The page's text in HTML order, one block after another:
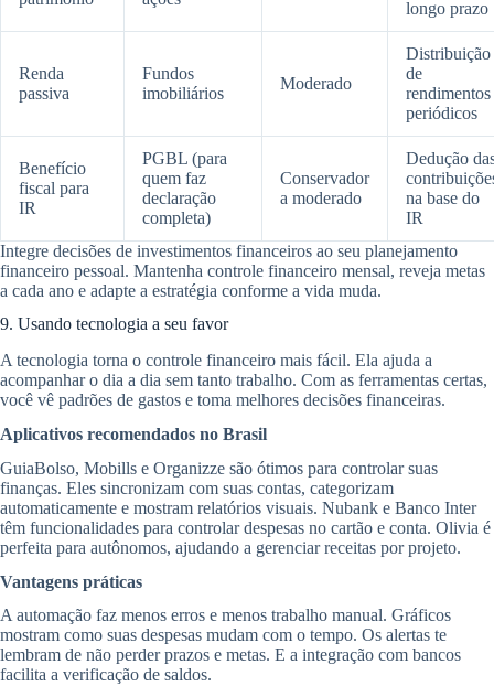
longo prazo
Renda
passiva
Fundos
imobiliários
Moderado
Distribuição
de
rendimentos
periódicos
Benefício
fiscal para
IR
PGBL (para
quem faz
declaração
completa)
Conservador
a moderado
Dedução
na base do
IR
Integre decisões de investimentos financeiros ao seu planejamento
financeiro pessoal. Mantenha controle financeiro mensal, reveja metas
a cada ano e adapte a estratégia conforme a vida muda.
9. Usando tecnologia a seu favor
A tecnologia torna o controle financeiro mais fácil. Ela ajuda a
acompanhar o dia a dia sem tanto trabalho. Com as ferramentas certas,
você vê padrões de gastos e toma melhores decisões financeiras.
Aplicativos recomendados no Brasil
GuiaBolso, Mobills e Organizze são ótimos para controlar suas
finanças. Eles sincronizam com suas contas, categorizam
automaticamente e mostram relatórios visuais. Nubank e Banco Inter
têm funcionalidades para controlar despesas no cartão e conta. Olivia é
perfeita para autônomos, ajudando a gerenciar receitas por projeto.
Vantagens práticas
A automação faz menos erros e menos trabalho manual. Gráficos
mostram como suas despesas mudam com o tempo. Os alertas te
lembram de não perder prazos e metas. E a integração com bancos
facilita a verificação de saldos.